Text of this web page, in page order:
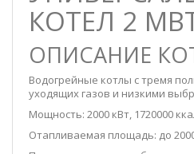
КОТЕЛ 2
ОПИСАНИЕ
Водогрейные котлы с тремя
уходящих газов и низкими
Мощность: 2000 кВт, 1720000
Отапливаемая площадь: до